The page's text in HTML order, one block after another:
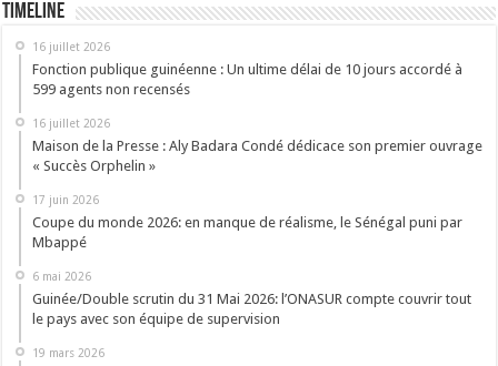
Timeline
16 juillet 2026
Fonction publique guinéenne : Un ultime délai de 10 jours accordé à
599 agents non recensés
16 juillet 2026
Maison de la Presse : Aly Badara Condé dédicace son premier ouvrage
« Succès Orphelin »
17 juin 2026
Coupe du monde 2026: en manque de réalisme, le Sénégal puni par
Mbappé
6 mai 2026
Guinée/Double scrutin du 31 Mai 2026: l’ONASUR compte couvrir tout
le pays avec son équipe de supervision
19 mars 2026